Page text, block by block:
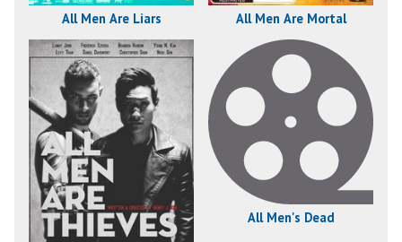
All Men Are Liars All Men Are Mortal
All Men's Dead